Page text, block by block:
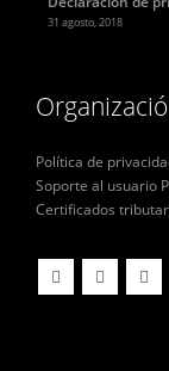
31 agosto, 2018
Política de
Soporte al usuario
Certificados